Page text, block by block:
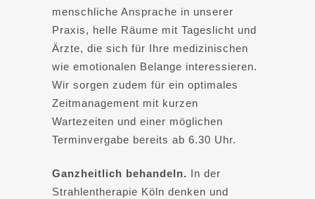
menschliche Ansprache in unserer
Praxis, helle Räume mit Tageslicht und
Ärzte, die sich für Ihre medizinischen
wie emotionalen Belange interessieren.
Wir sorgen zudem für ein optimales
Zeitmanagement mit kurzen
Wartezeiten und einer möglichen
Terminvergabe bereits ab 6.30 Uhr.
Ganzheitlich behandeln. In der
Strahlentherapie Köln denken und